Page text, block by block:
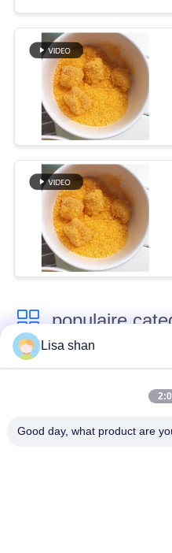
populaire
Gehele het
Lisa shan
Good day, what product are